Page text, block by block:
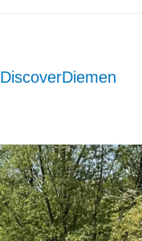
DiscoverDiemen